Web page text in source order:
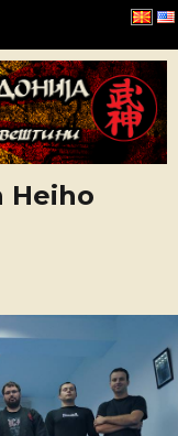
Heiho